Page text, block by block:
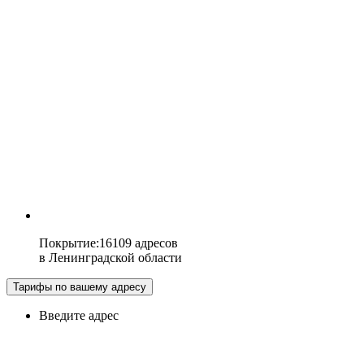
Покрытие:16109 адресов
в Ленинградской области
Тарифы по вашему адресу
Введите адрес